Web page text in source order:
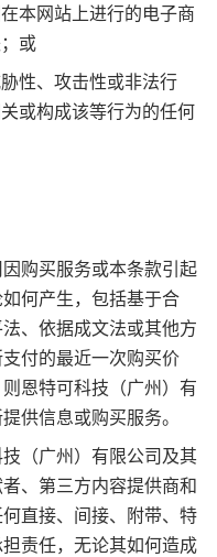
本网站上进行的电子商
或
性、攻击性或非法行
或构成该等行为的任何
购买服务或本条款引起
何产生，包括基于合
、依据成文法或其他方
付的最近一次购买价
恩特可科技（广州）有
供信息或购买服务。
（广州）有限公司及其
、第三方内容提供商和
直接、间接、附带、特
责任，无论其如何造成